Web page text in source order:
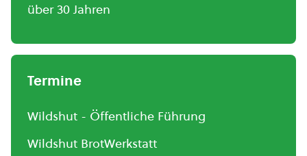
über 30 Jahren
Termine
Wildshut - Öffentliche Führung
Wildshut BrotWerkstatt